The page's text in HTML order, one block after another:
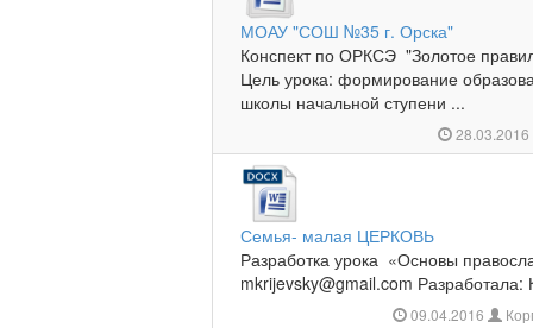
МОАУ "СОШ №35 г. Орска"
Конспект по ОРКСЭ "Золотое
Цель урока: формирование
школы начальной ступени ...
28.03.2016
Семья- малая ЦЕРКОВЬ
Разработка урока «Основы
mkrijevsky@gmail.com
09.04.2016